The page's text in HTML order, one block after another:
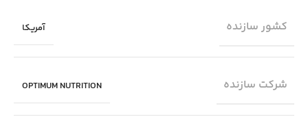
کشور سازنده آمریکا
شرکت سازنده OPTIMUM NUTRITION